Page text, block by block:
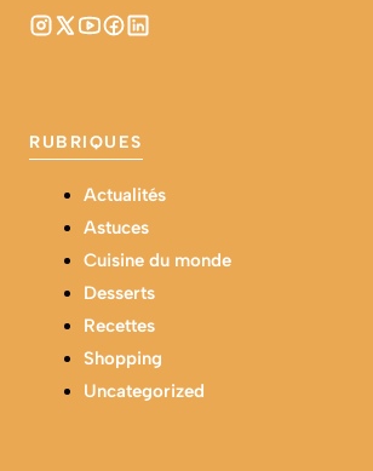
RUBRIQUES
Actualités
Astuces
Cuisine du monde
Desserts
Recettes
Shopping
Uncategorized